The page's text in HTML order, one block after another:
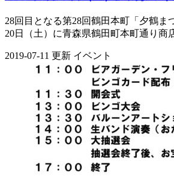
28回目となる第28回鶴田本町「夕鶴ま
20日（土）に青森県鶴田町本町通り商
2019-07-11 更新 イベント